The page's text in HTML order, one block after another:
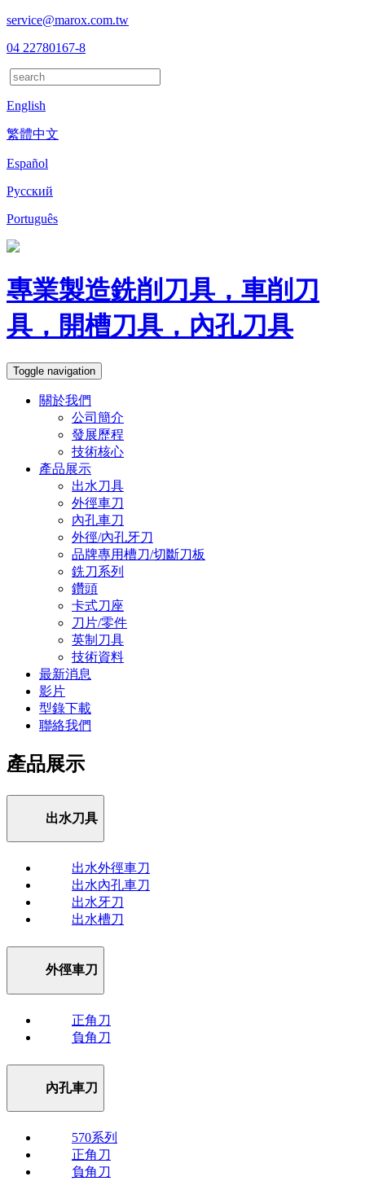
service@marox.com.tw
04 22780167-8
English
繁體中文
Español
Русский
Português
專業製造銑削刀具，車削刀
具，開槽刀具，內孔刀具
Toggle navigation
關於我們
公司簡介
發展歷程
技術核心
產品展示
出水刀具
外徑車刀
內孔車刀
外徑/內孔牙刀
品牌專用槽刀/切斷刀板
銑刀系列
鑽頭
卡式刀座
刀片/零件
英制刀具
技術資料
最新消息
影片
型錄下載
聯絡我們
產品展示
出水刀具
出水外徑車刀
出水內孔車刀
出水牙刀
出水槽刀
外徑車刀
正角刀
負角刀
內孔車刀
570系列
正角刀
負角刀